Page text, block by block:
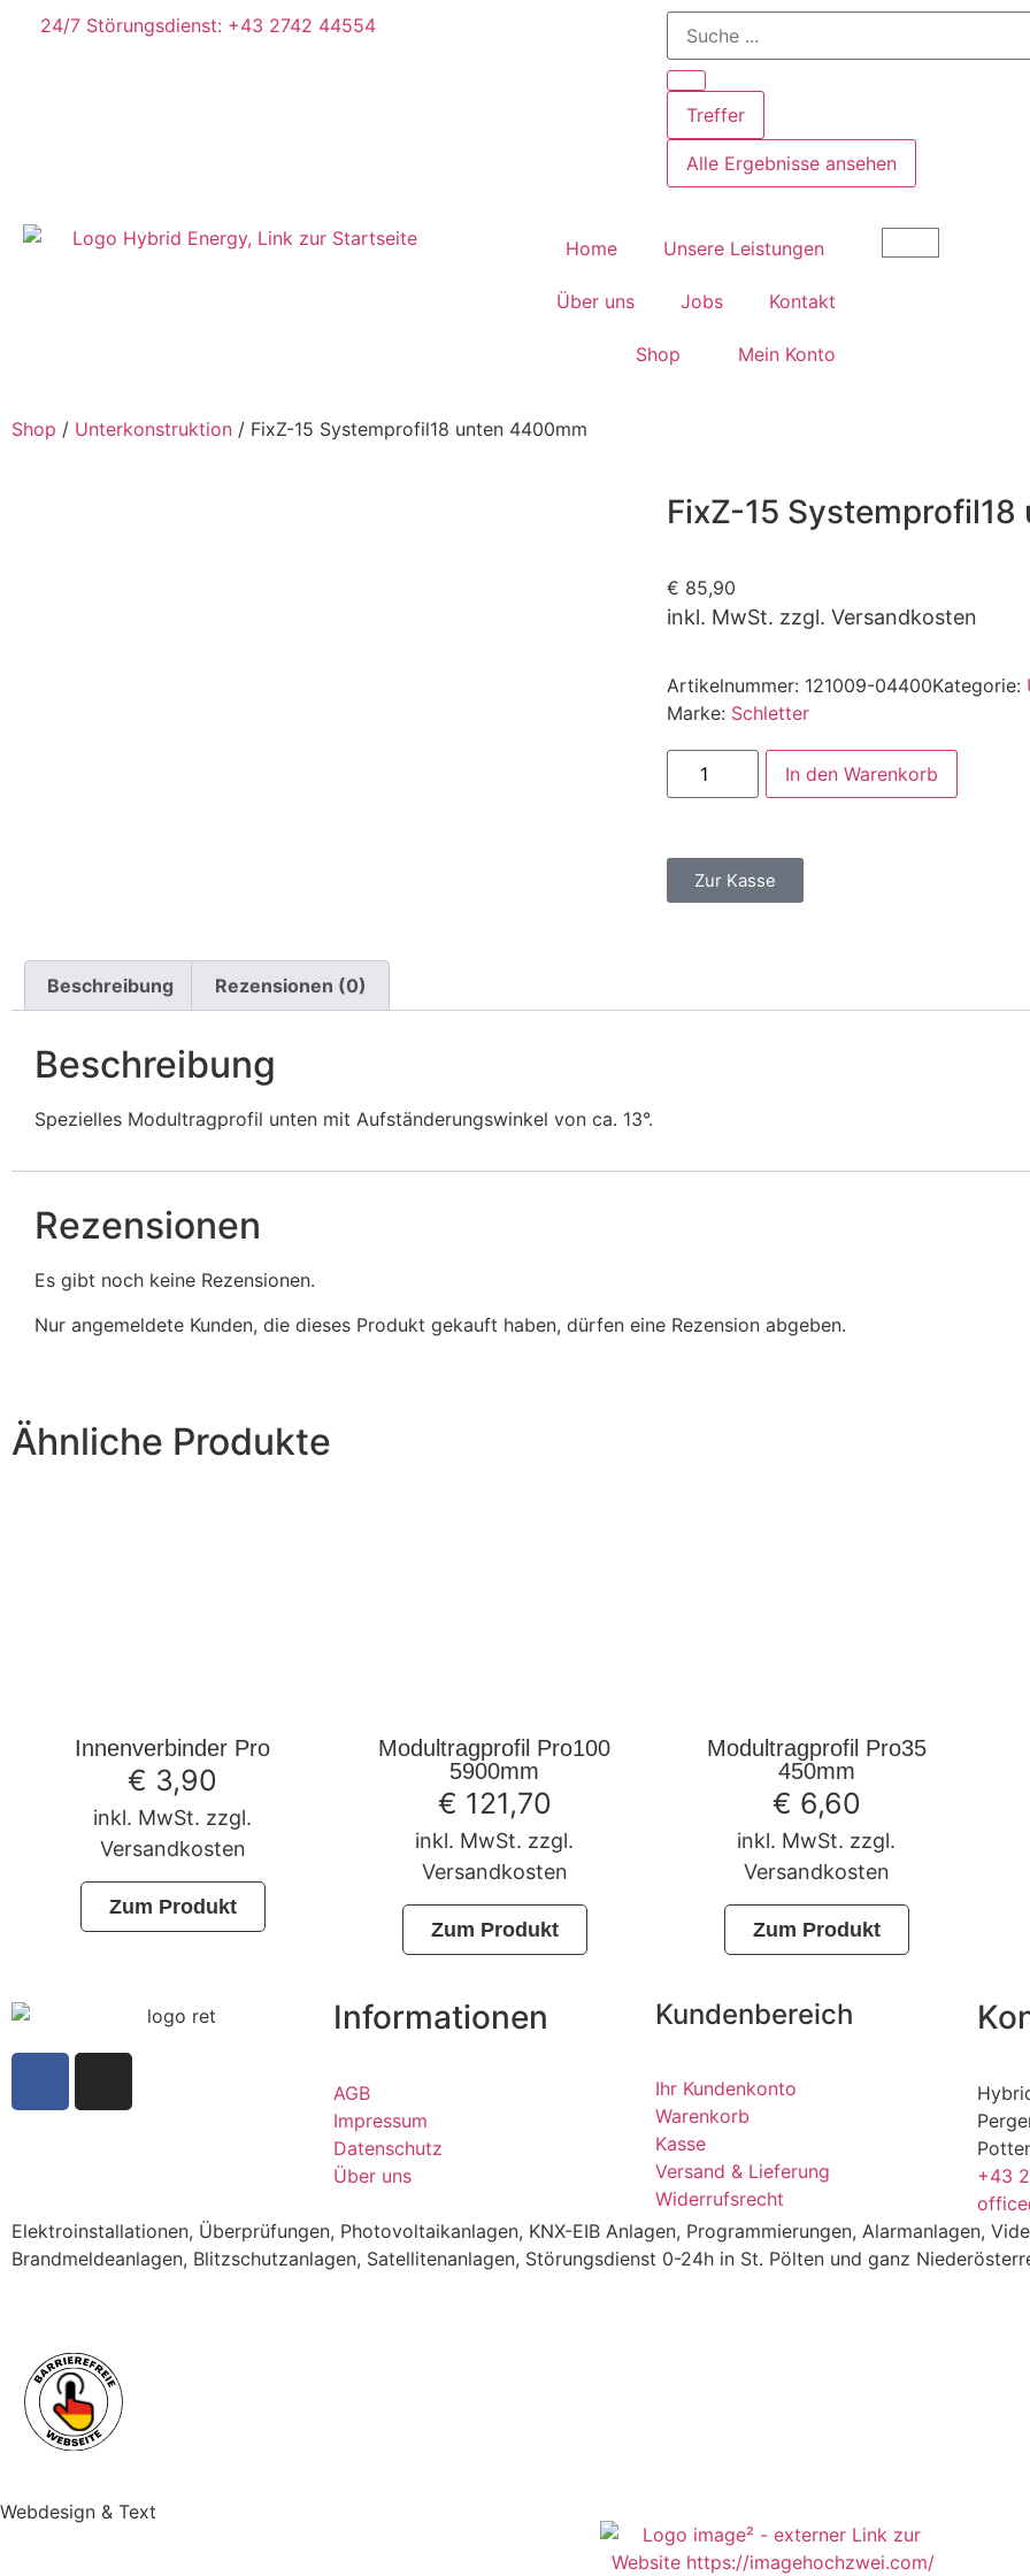
24/7 Störungsdienst: +43 2742 44554
Treffer
Alle Ergebnisse ansehen
Home Unsere Leistungen
Über uns Jobs Kontakt
Shop Mein Konto
Shop / Unterkonstruktion / FixZ-15 Systemprofil18 unten 4400mm
FixZ-15
€ 85,90
inkl. MwSt. zzgl. Versandkosten
Artikelnummer: 121009-04400Kategorie:
Marke: Schletter
In den Warenkorb
Zur Kasse
Beschreibung Rezensionen (0)
Beschreibung
Spezielles Modultragprofil unten mit Aufständerungswinkel von ca. 13°.
Rezensionen
Es gibt noch keine Rezensionen.
Nur angemeldete Kunden, die dieses Produkt gekauft haben, dürfen eine Rezension abgeben.
Ähnliche Produkte
Innenverbinder Pro
€ 3,90
inkl. MwSt. zzgl.
Versandkosten
Zum Produkt
Modultragprofil Pro100
5900mm
€ 121,70
inkl. MwSt. zzgl.
Versandkosten
Zum Produkt
Modultragprofil Pro35
450mm
€ 6,60
inkl. MwSt. zzgl.
Versandkosten
Zum Produkt
Informationen
AGB
Impressum
Datenschutz
Über uns
Kundenbereich
Ihr Kundenkonto
Warenkorb
Kasse
Versand & Lieferung
Widerrufsrecht
+43
Elektroinstallationen, Überprüfungen, Photovoltaikanlagen, KNX-EIB Anlagen, Programmierungen, Alarmanlagen,
Brandmeldeanlagen, Blitzschutzanlagen, Satellitenanlagen, Störungsdienst 0-24h in St. Pölten und ganz
Webdesign & Text